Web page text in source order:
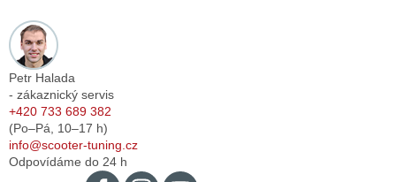
Petr Halada
- zákaznický servis
+420 733 689 382
(Po–Pá, 10–17 h)
info@scooter-tuning.cz
Odpovídáme do 24 h